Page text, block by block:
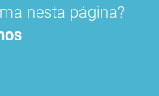
nesta página?